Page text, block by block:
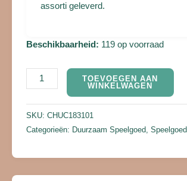
assorti geleverd.
Beschikbaarheid: 119 op voorraad
TOEVOEGEN AAN
WINKELWAGEN
SKU: CHUC183101
Categorieën: Duurzaam Speelgoed, Speelgoed